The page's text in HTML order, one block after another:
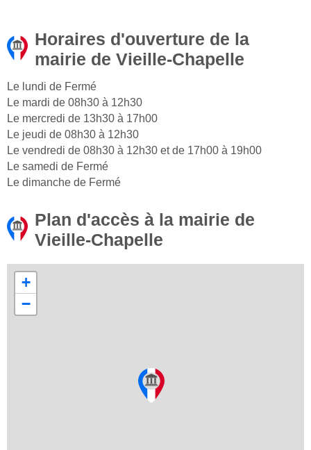
Horaires d'ouverture de la
mairie de Vieille-Chapelle
Le lundi de Fermé
Le mardi de 08h30 à 12h30
Le mercredi de 13h30 à 17h00
Le jeudi de 08h30 à 12h30
Le vendredi de 08h30 à 12h30 et de 17h00 à 19h00
Le samedi de Fermé
Le dimanche de Fermé
Plan d'accès à la mairie de
Vieille-Chapelle
+
−